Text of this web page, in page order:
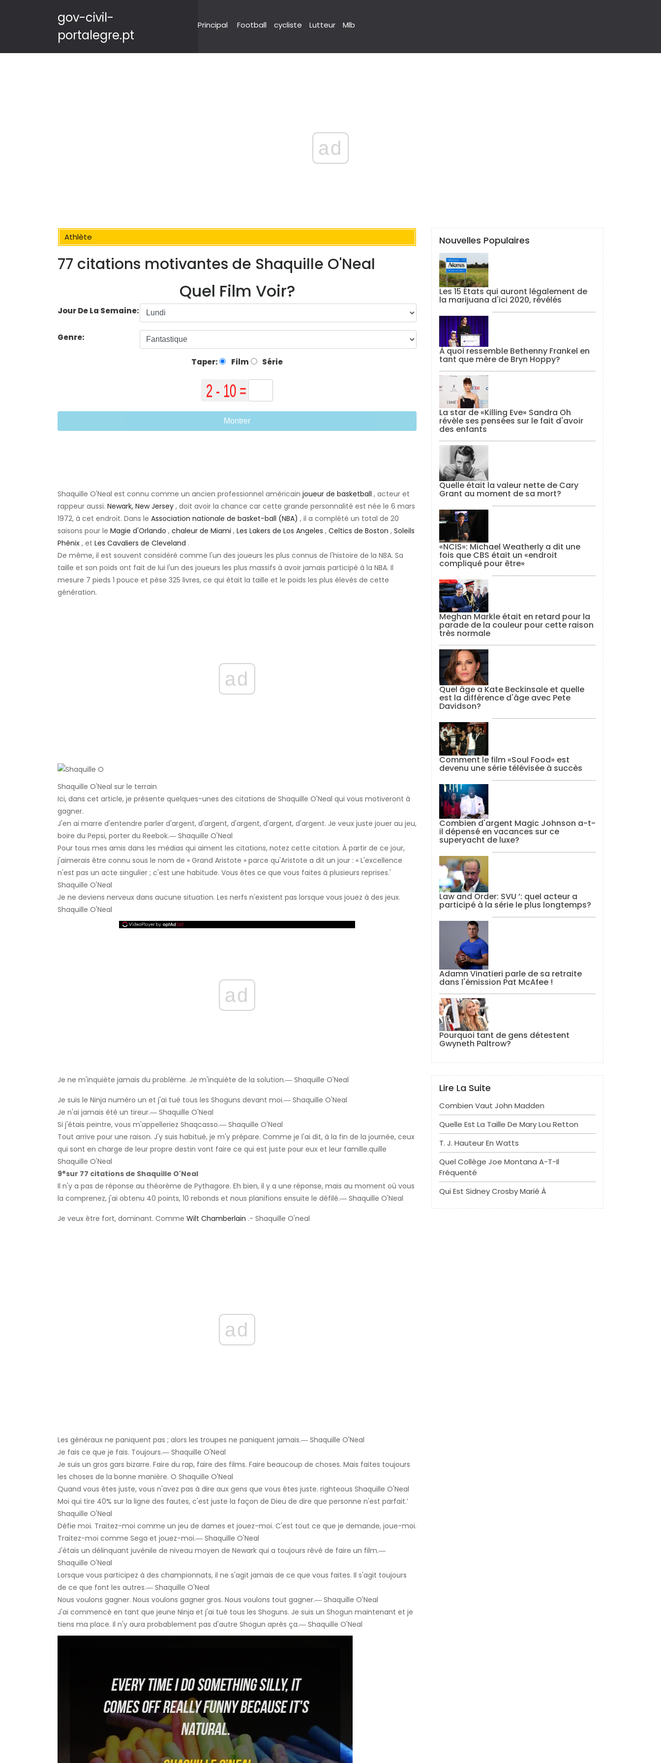
gov-civil-
portalegre.pt
Principal Football cycliste Lutteur Mlb
ad
Athlète
77 citations motivantes de Shaquille O'Neal
Quel Film Voir?
Jour De La Semaine:
Genre:
Taper: Film Série
Montrer
Shaquille O'Neal est connu comme un ancien professionnel américain joueur de basketball , acteur et
rappeur aussi. Newark, New Jersey , doit avoir la chance car cette grande personnalité est née le 6 mars
1972, à cet endroit. Dans le Association nationale de basket-ball (NBA) , il a complété un total de 20
saisons pour le Magie d'Orlando , chaleur de Miami , Les Lakers de Los Angeles , Celtics de Boston , Soleils
Phénix , et Les Cavaliers de Cleveland .
De même, il est souvent considéré comme l'un des joueurs les plus connus de l'histoire de la NBA. Sa
taille et son poids ont fait de lui l'un des joueurs les plus massifs à avoir jamais participé à la NBA. Il
mesure 7 pieds 1 pouce et pèse 325 livres, ce qui était la taille et le poids les plus élevés de cette
génération.
ad
Shaquille O'Neal sur le terrain
Ici, dans cet article, je présente quelques-unes des citations de Shaquille O'Neal qui vous motiveront à
gagner.
J'en ai marre d'entendre parler d'argent, d'argent, d'argent, d'argent, d'argent. Je veux juste jouer au jeu,
boire du Pepsi, porter du Reebok.― Shaquille O'Neal
Pour tous mes amis dans les médias qui aiment les citations, notez cette citation. À partir de ce jour,
j'aimerais être connu sous le nom de « Grand Aristote » parce qu'Aristote a dit un jour : « L'excellence
n'est pas un acte singulier ; c'est une habitude. Vous êtes ce que vous faites à plusieurs reprises.'
Shaquille O'Neal
Je ne deviens nerveux dans aucune situation. Les nerfs n'existent pas lorsque vous jouez à des jeux.
Shaquille O'Neal
ad
Je ne m'inquiète jamais du problème. Je m'inquiète de la solution.― Shaquille O'Neal
Je suis le Ninja numéro un et j'ai tué tous les Shoguns devant moi.― Shaquille O'Neal
Je n'ai jamais été un tireur.― Shaquille O'Neal
Si j'étais peintre, vous m'appelleriez Shaqcasso.― Shaquille O'Neal
Tout arrive pour une raison. J'y suis habitué, je m'y prépare. Comme je l'ai dit, à la fin de la journée, ceux
qui sont en charge de leur propre destin vont faire ce qui est juste pour eux et leur famille.quille
Shaquille O'Neal
9esur 77 citations de Shaquille O'Neal
Il n'y a pas de réponse au théorème de Pythagore. Eh bien, il y a une réponse, mais au moment où vous
la comprenez, j'ai obtenu 40 points, 10 rebonds et nous planifions ensuite le défilé.― Shaquille O'Neal
Je veux être fort, dominant. Comme Wilt Chamberlain .- Shaquille O'neal
ad
Les généraux ne paniquent pas ; alors les troupes ne paniquent jamais.― Shaquille O'Neal
Je fais ce que je fais. Toujours.― Shaquille O'Neal
Je suis un gros gars bizarre. Faire du rap, faire des films. Faire beaucoup de choses. Mais faites toujours
les choses de la bonne manière. O Shaquille O'Neal
Quand vous êtes juste, vous n'avez pas à dire aux gens que vous êtes juste. righteous Shaquille O'Neal
Moi qui tire 40% sur la ligne des fautes, c'est juste la façon de Dieu de dire que personne n'est parfait.’
Shaquille O'Neal
Défie moi. Traitez-moi comme un jeu de dames et jouez-moi. C'est tout ce que je demande, joue-moi.
Traitez-moi comme Sega et jouez-moi.― Shaquille O'Neal
J'étais un délinquant juvénile de niveau moyen de Newark qui a toujours rêvé de faire un film.―
Shaquille O'Neal
Lorsque vous participez à des championnats, il ne s'agit jamais de ce que vous faites. Il s'agit toujours
de ce que font les autres.― Shaquille O'Neal
Nous voulons gagner. Nous voulons gagner gros. Nous voulons tout gagner.― Shaquille O'Neal
J'ai commencé en tant que jeune Ninja et j'ai tué tous les Shoguns. Je suis un Shogun maintenant et je
tiens ma place. Il n'y aura probablement pas d'autre Shogun après ça.― Shaquille O'Neal
Nouvelles Populaires
Les 15 États qui auront légalement de
la marijuana d'ici 2020, révélés
À quoi ressemble Bethenny Frankel en
tant que mère de Bryn Hoppy?
La star de «Killing Eve» Sandra Oh
révèle ses pensées sur le fait d'avoir
des enfants
Quelle était la valeur nette de Cary
Grant au moment de sa mort?
«NCIS»: Michael Weatherly a dit une
fois que CBS était un «endroit
compliqué pour être»
Meghan Markle était en retard pour la
parade de la couleur pour cette raison
très normale
Quel âge a Kate Beckinsale et quelle
est la différence d'âge avec Pete
Davidson?
Comment le film «Soul Food» est
devenu une série télévisée à succès
Combien d'argent Magic Johnson a-t-
il dépensé en vacances sur ce
superyacht de luxe?
Law and Order: SVU ’: quel acteur a
participé à la série le plus longtemps?
Adamn Vinatieri parle de sa retraite
dans l'émission Pat McAfee !
Pourquoi tant de gens détestent
Gwyneth Paltrow?
Lire La Suite
Combien Vaut John Madden
Quelle Est La Taille De Mary Lou Retton
T. J. Hauteur En Watts
Quel Collège Joe Montana A-T-Il
Fréquenté
Qui Est Sidney Crosby Marié À